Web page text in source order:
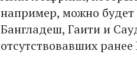
например, можно
Бангладеш, Гаити и
отсутствовавших